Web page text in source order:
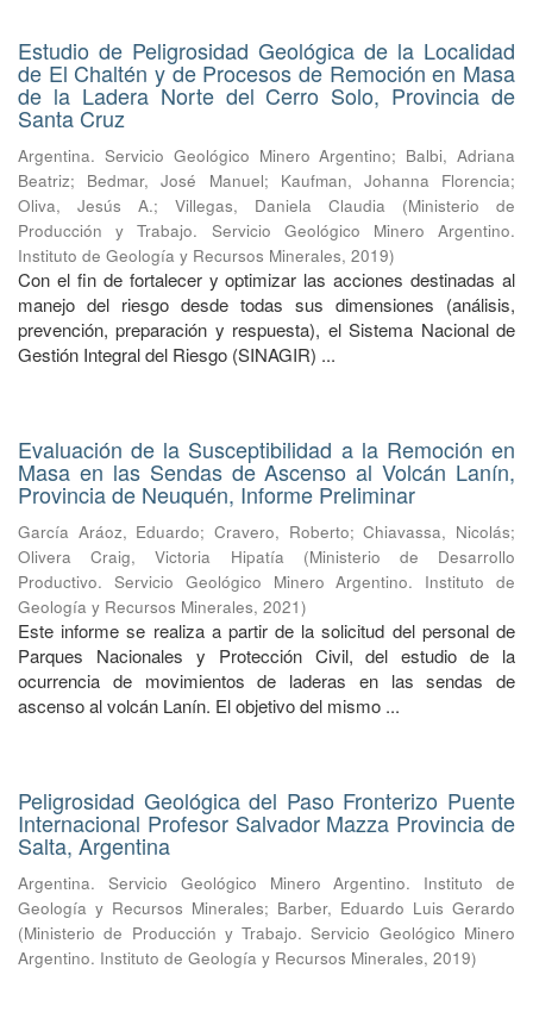
Estudio de Peligrosidad Geológica de la Localidad
de El Chaltén y de Procesos de Remoción en Masa
de la Ladera Norte del Cerro Solo, Provincia de
Santa Cruz
Argentina. Servicio Geológico Minero Argentino; Balbi, Adriana
Beatriz; Bedmar, José Manuel; Kaufman, Johanna Florencia;
Oliva, Jesús A.; Villegas, Daniela Claudia (Ministerio de
Producción y Trabajo. Servicio Geológico Minero Argentino.
Instituto de Geología y Recursos Minerales, 2019)
Con el fin de fortalecer y optimizar las acciones destinadas al
manejo del riesgo desde todas sus dimensiones (análisis,
prevención, preparación y respuesta), el Sistema Nacional de
Gestión Integral del Riesgo (SINAGIR) ...
Evaluación de la Susceptibilidad a la Remoción en
Masa en las Sendas de Ascenso al Volcán Lanín,
Provincia de Neuquén, Informe Preliminar
García Aráoz, Eduardo;Cravero, Roberto;Chiavassa, Nicolás;
Olivera Craig, Victoria Hipatía
(Ministerio de Desarrollo
Productivo. Servicio Geológico Minero Argentino. Instituto de
Geología y Recursos Minerales, 2021)
Este informe se realiza a partir de la solicitud del personal de
Parques Nacionales y Protección Civil, del estudio de la
ocurrencia de movimientos de laderas en las sendas de
ascenso al volcán Lanín. El objetivo del mismo ...
Peligrosidad Geológica del Paso Fronterizo Puente
Internacional Profesor Salvador Mazza Provincia de
Salta, Argentina
Argentina. Servicio Geológico Minero Argentino. Instituto de
Geología y Recursos Minerales; Barber, Eduardo Luis Gerardo
(Ministerio de Producción y Trabajo. Servicio Geológico Minero
Argentino. Instituto de Geología y Recursos Minerales, 2019)